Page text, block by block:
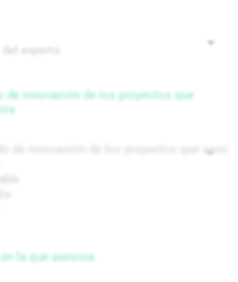
de innovación de los proyectos que
en la que asesora